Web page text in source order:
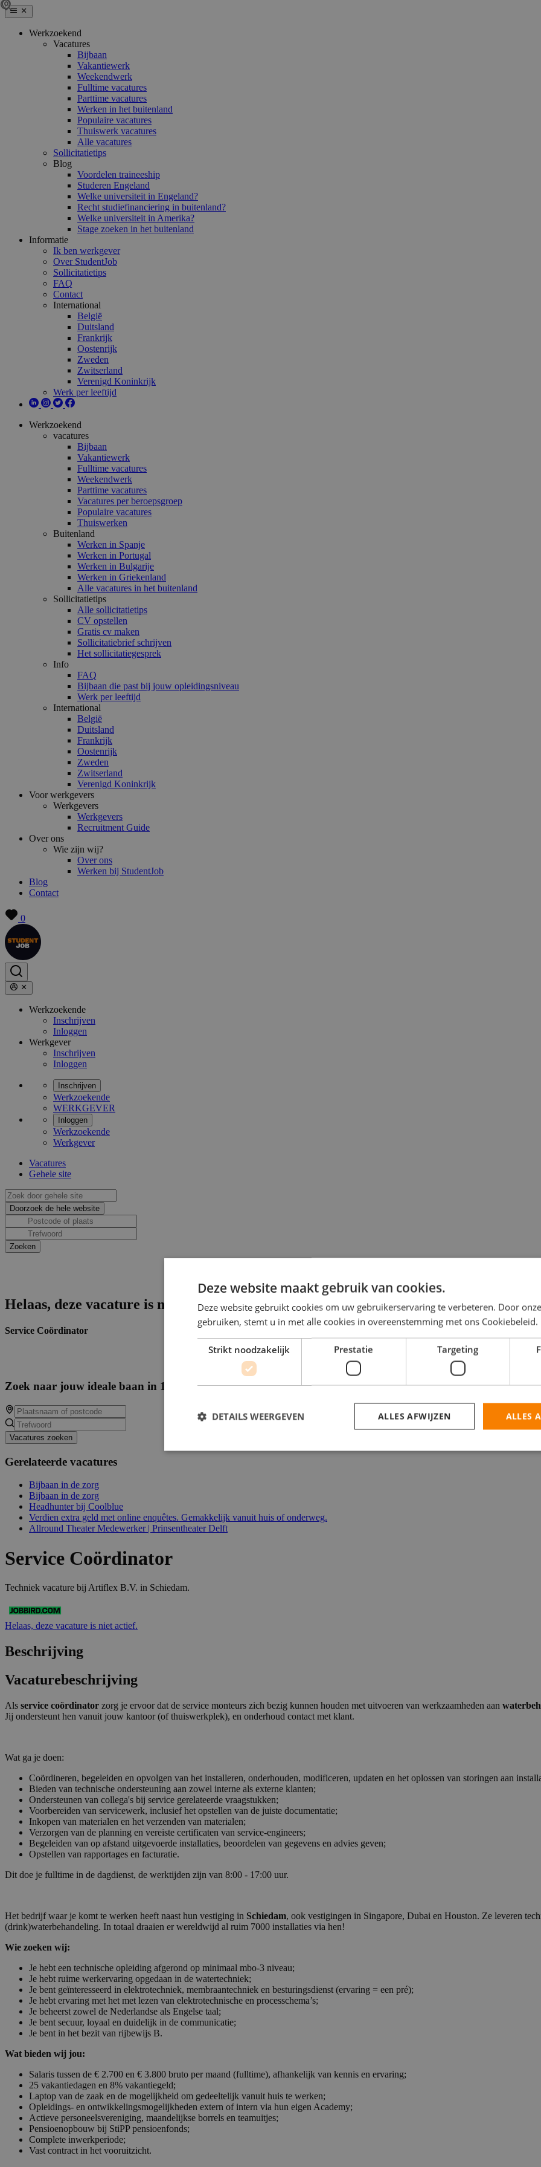
Werkzoekend
Vacatures
Bijbaan
Vakantiewerk
Weekendwerk
Fulltime vacatures
Parttime vacatures
Werken in het buitenland
Populaire vacatures
Thuiswerk vacatures
Alle vacatures
Sollicitatietips
Blog
Voordelen traineeship
Studeren Engeland
Welke universiteit in Engeland?
Recht studiefinanciering in buitenland?
Welke universiteit in Amerika?
Stage zoeken in het buitenland
Informatie
Ik ben werkgever
Over StudentJob
Sollicitatietips
FAQ
Contact
International
België
Duitsland
Frankrijk
Oostenrijk
Zweden
Zwitserland
Verenigd Koninkrijk
Werk per leeftijd
Werkzoekend
vacatures
Bijbaan
Vakantiewerk
Fulltime vacatures
Weekendwerk
Parttime vacatures
Vacatures per beroepsgroep
Populaire vacatures
Thuiswerken
Buitenland
Werken in Spanje
Werken in Portugal
Werken in Bulgarije
Werken in Griekenland
Alle vacatures in het buitenland
Sollicitatietips
Alle sollicitatietips
CV opstellen
Gratis cv maken
Sollicitatiebrief schrijven
Het sollicitatiegesprek
Info
FAQ
Bijbaan die past bij jouw opleidingsniveau
Werk per leeftijd
International
België
Duitsland
Frankrijk
Oostenrijk
Zweden
Zwitserland
Verenigd Koninkrijk
Voor werkgevers
Werkgevers
Werkgevers
Recruitment Guide
Over ons
Wie zijn wij?
Over ons
Werken bij StudentJob
Blog
Contact
0
Werkzoekende
Inschrijven
Inloggen
Werkgever
Inschrijven
Inloggen
Inschrijven
Werkzoekende
WERKGEVER
Inloggen
Werkzoekende
Werkgever
Vacatures
Gehele site
Helaas, deze vacature is niet actief.
Service Coördinator
Zoek naar jouw ideale baan in 14379 beschikbare vacatures
Vacatures zoeken
Gerelateerde vacatures
Bijbaan in de zorg
Bijbaan in de zorg
Headhunter bij Coolblue
Verdien extra geld met online enquêtes. Gemakkelijk vanuit huis of onderweg.
Allround Theater Medewerker | Prinsentheater Delft
Service Coördinator
Techniek vacature bij Artiflex B.V. in Schiedam.
Helaas, deze vacature is niet actief.
Beschrijving
Vacaturebeschrijving
Als service coördinator zorg je ervoor dat de service monteurs zich bezig kunnen houden met uitvoeren van werkzaamheden aan
Jij ondersteunt hen vanuit jouw kantoor (of thuiswerkplek), en onderhoud contact met klant.
Wat ga je doen:
Coördineren, begeleiden en opvolgen van het installeren, onderhouden, modificeren, updaten en het oplossen van storingen aan
Bieden van technische ondersteuning aan zowel interne als externe klanten;
Ondersteunen van collega's bij service gerelateerde vraagstukken;
Voorbereiden van servicewerk, inclusief het opstellen van de juiste documentatie;
Inkopen van materialen en het verzenden van materialen;
Verzorgen van de planning en vereiste certificaten van service-engineers;
Begeleiden van op afstand uitgevoerde installaties, beoordelen van gegevens en advies geven;
Opstellen van rapportages en facturatie.
Dit doe je fulltime in de dagdienst, de werktijden zijn van 8:00 - 17:00 uur.
Het bedrijf waar je komt te werken heeft naast hun vestiging in Schiedam, ook vestigingen in Singapore, Dubai en Houston. Ze leveren
(drink)waterbehandeling. In totaal draaien er wereldwijd al ruim 7000 installaties via hen!
Wie zoeken wij:
Je hebt een technische opleiding afgerond op minimaal mbo-3 niveau;
Je hebt ruime werkervaring opgedaan in de watertechniek;
Je bent geïnteresseerd in elektrotechniek, membraantechniek en besturingsdienst (ervaring = een pré);
Je hebt ervaring met het met lezen van elektrotechnische en processchema’s;
Je beheerst zowel de Nederlandse als Engelse taal;
Je bent secuur, loyaal en duidelijk in de communicatie;
Je bent in het bezit van rijbewijs B.
Wat bieden wij jou:
Salaris tussen de € 2.700 en € 3.800 bruto per maand (fulltime), afhankelijk van kennis en ervaring;
25 vakantiedagen en 8% vakantiegeld;
Laptop van de zaak en de mogelijkheid om gedeeltelijk vanuit huis te werken;
Opleidings- en ontwikkelingsmogelijkheden extern of intern via hun eigen Academy;
Actieve personeelsvereniging, maandelijkse borrels en teamuitjes;
Pensioenopbouw bij StiPP pensioenfonds;
Complete inwerkperiode;
Vast contract in het vooruitzicht.
Deze website maakt gebruik van cookies.
Deze website gebruikt cookies om uw gebruikerservaring te verbeteren. Door
gebruiken, stemt u in met alle cookies in overeenstemming met ons Cookiebeleid.
Strikt noodzakelijk Prestatie Targeting
ALLES
ALLES AFWIJZEN
DETAILS WEERGEVEN